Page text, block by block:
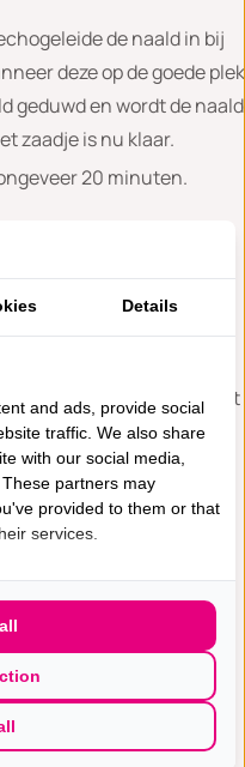
de naald in bij
deze op de goede plek
geduwd en wordt de naald
zaadje is nu klaar.
20 minuten.
mee te
van het magneetzaadje
u een pacemaker heeft.
implantaat, laat het
situaties waardoor het
te plaatsen. In deze
gebruikt
nadat u de laatste
doen we omdat het
geeft, waardoor
mogelijk is. Het is niet
met een magneetzaadje
van een ander
Details
and ads, provide social
traffic. We also share
with our social media,
partners may
provided to them or that
services.